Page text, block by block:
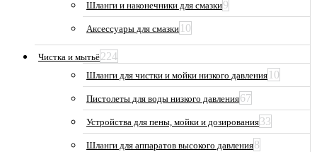
Шланги и наконечники для смазки9
Аксессуары для смазки 10
Чистка и мытьё224
Шланги для чистки и мойки низкого давления 10
Пистолеты для воды низкого давления67
Устройства для пены, мойки и дозирования33
Шланги для аппаратов высокого давления8